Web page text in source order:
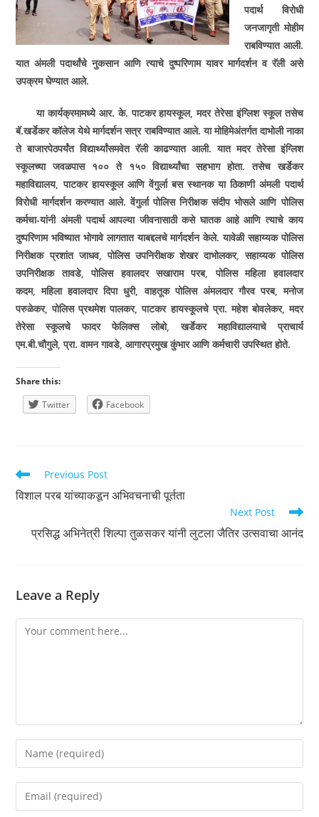
पदार्थ विरोधी
जनजागृती मोहीम
राबविण्यात आली.
यात अंमली पदार्थांचे नुकसान आणि त्याचे दुष्परिणाम यावर मार्गदर्शन व रॅली असे
उपक्रम घेण्यात आले.
या कार्यक्रमामध्ये आर. के. पाटकर हायस्कूल, मदर तेरेसा इंग्लिश स्कूल तसेच
बॅ.खर्डेकर कॉलेज येथे मार्गदर्शन सत्र राबविण्यात आले. या मोहिमेअंतर्गत दाभोली नाका
ते बाजारपेठपर्यंत विद्यार्थ्यांसमवेत रॅली काढण्यात आली. यात मदर तेरेसा इंग्लिश
स्कूलच्या जवळपास १०० ते १५० विद्यार्थ्यांचा सहभाग होता. तसेच खर्डेकर
महाविद्यालय, पाटकर हायस्कूल आणि वेंगुर्ला बस स्थानक या ठिकाणी अंमली पदार्थ
विरोधी मार्गदर्शन करण्यात आले. वेंगुर्ला पोलिस निरीक्षक संदीप भोसले आणि पोलिस
कर्मचा-यांनी अंमली पदार्थ आपल्या जीवनासाठी कसे घातक आहे आणि त्याचे काय
दुष्परिणाम भविष्यात भोगावे लागतात याबद्दलचे मार्गदर्शन केले. यावेळी सहाय्यक पोलिस
निरीक्षक प्रशांत जाधव, पोलिस उपनिरीक्षक शेखर दाभोलकर, सहाय्यक पोलिस
उपनिरीक्षक तावडे, पोलिस हवालदर सखाराम परब, पोलिस महिला हवालदार
कदम, महिला हवालदार दिपा धुरी, वाहतूक पोलिस अंमलदार गौरव परब, मनोज
परुळेकर, पोलिस प्रथमेश पालकर, पाटकर हायस्कूलचे प्रा. महेश बोवलेकर, मदर
तेरेसा स्कूलचे फादर फेलिक्स लोबो, खर्डेकर महाविद्यालयाचे प्राचार्य
एम.बी.चौगुले, प्रा. वामन गावडे, आगारप्रमुख कुंभार आणि कर्मचारी उपस्थित होते.
Share this:
Twitter
Facebook
Read
more
articles
Previous Post
विशाल परब यांच्याकडून अभिवचनाची पूर्तता
Next Post
प्रसिद्ध अभिनेत्री शिल्पा तुळसकर यांनी लुटला जैतिर उत्सवाचा आनंद
Leave a Reply
Comment
Enter
your
name
Enter
your